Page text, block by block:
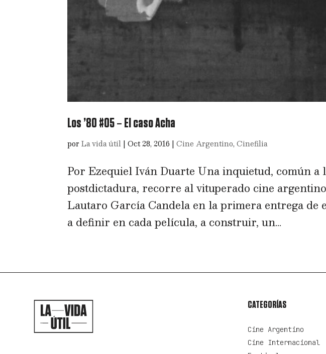
Los ’80 #05 – El caso Acha
porLa vida útil |Oct 28, 2016 |Cine Argentino,Cinefilia
Por Ezequiel Iván Duarte Una inquietud, común a
postdictadura, recorre al vituperado cine
Lautaro García Candela en la primera entrega de
a definir en cada película, a construir, un...
CATEGORÍAS
Cine Argentino
Cine Internacional